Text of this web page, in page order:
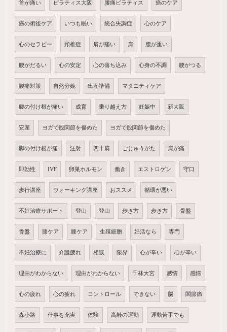
首が痛い ピラティス大阪 腰痛ピラティス 癌のケア
癌の術後ケア いつも眠い 統合失調症 心のケア
心のセラピー 頚椎症 肩が痛い 肩 腰が重い
腰がだるい 心の安定 心の落ち込み 心身の不調 腰がつる
腰痛対策 自然分娩 出産準備 マタニティケア
腰の付け根が痛い 成育 乗り越え方 妊娠中 新大阪
安産 ヨガで股関節を傷めた ヨガで股関節を傷めた
脚の付け根が痛 注射 四十肩 ごじゅうがた 肩が痛
即効性 IVF 卵巣ホルモン 働き エストロゲン 守口
歩行講座 ウォーキング講座 おススメ 循環が悪い
不妊治療サポート 登山 登山 歩き方 歩き方 骨盤
骨盤 膝ケア 膝ケア 生殖細胞 妊活なら 専門
不妊治療に 介護疲れ 相談 限界 心が辛い 心が辛い
理由がわからない 理由がわからない 千林大宮 感情 感情
心の疲れ 心の疲れ コントロール できない 脳 関節痛
森小路 仕事を充実 体験 高齢の運動 運動苦手でも